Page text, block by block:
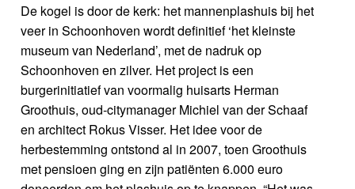
De kogel is door de kerk: het mannenplashuis bij het
veer in Schoonhoven wordt definitief ‘het kleinste
museum van Nederland’, met de nadruk op
Schoonhoven en zilver. Het project is een
burgerinitiatief van voormalig huisarts Herman
Groothuis, oud-citymanager Michiel van der Schaaf
en architect Rokus Visser. Het idee voor de
herbestemming ontstond al in 2007, toen Groothuis
met pensioen ging en zijn patiënten 6.000 euro